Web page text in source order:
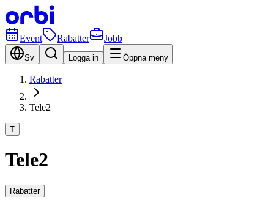
Event Rabatter Jobb
Sv Logga in Öppna meny
Rabatter
Tele2
T
Tele2
Rabatter